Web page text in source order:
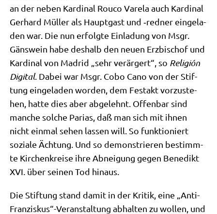
an der neben Kar­di­nal Rou­co Vare­la auch Kar­di­nal
Ger­hard Mül­ler als Haupt­gast und ‑red­ner ein­ge­la­
den war. Die nun erfolg­te Ein­la­dung von Msgr.
Gäns­wein habe des­halb den neu­en Erz­bi­schof und
Kar­di­nal von Madrid „sehr ver­är­gert“, so Reli­gión
Digi­tal. Dabei war Msgr. Cobo Cano von der Stif­
tung ein­ge­la­den wor­den, dem Fest­akt vor­zu­ste­
hen, hat­te dies aber abge­lehnt. Offen­bar sind
man­che sol­che Pari­as, daß man sich mit ihnen
nicht ein­mal sehen las­sen will. So funk­tio­niert
sozia­le Äch­tung. Und so demon­strie­ren bestimm­
te Kir­chen­krei­se ihre Abnei­gung gegen Bene­dikt
XVI. über sei­nen Tod hinaus.
Die Stif­tung stand damit in der Kri­tik, eine „Anti-
Franziskus“-Veranstaltung abhal­ten zu wol­len, und